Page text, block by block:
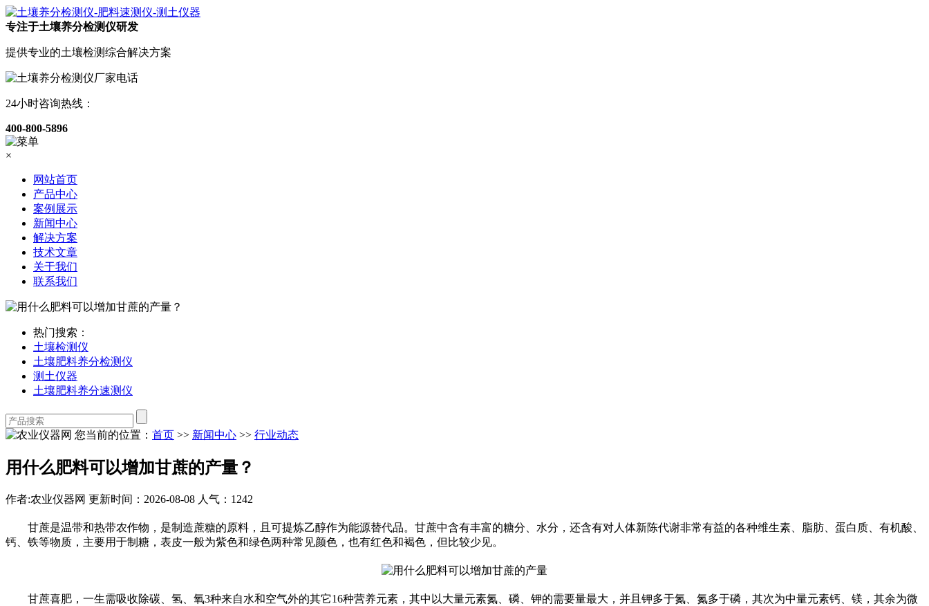
专注于土壤养分检测仪研发
提供专业的土壤检测综合解决方案
24小时咨询热线：
400-800-5896
×
网站首页
产品中心
案例展示
新闻中心
解决方案
技术文章
关于我们
联系我们
热门搜索：
土壤检测仪
土壤肥料养分检测仪
测土仪器
土壤肥料养分速测仪
您当前的位置： 首页 >> 新闻中心 >> 行业动态
用什么肥料可以增加甘蔗的产量？
作者:农业仪器网 更新时间：2026-08-08 人气：1242
甘蔗是温带和热带农作物，是制造蔗糖的原料，且可提炼乙醇作为能源替代品。甘蔗中含有丰富的糖分、水分，还含有对人体新陈代谢非常有益的各种维生素、脂肪、蛋白质、有机酸、
钙、铁等物质，主要用于制糖，表皮一般为紫色和绿色两种常见颜色，也有红色和褐色，但比较少见。
甘蔗喜肥，一生需吸收除碳、氢、氧3种来自水和空气外的其它16种营养元素，其中以大量元素氮、磷、钾的需要量最大，并且钾多于氮、氮多于磷，其次为中量元素钙、镁，其余为微